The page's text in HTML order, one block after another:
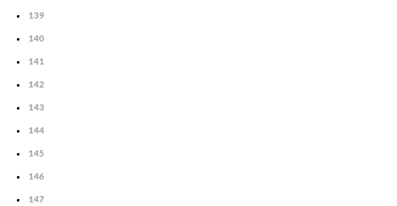
139
140
141
142
143
144
145
146
147